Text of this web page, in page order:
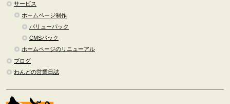
サービス
ホームページ制作
バリューパック
CMSパック
ホームページのリニューアル
ブログ
わんどの営業日誌